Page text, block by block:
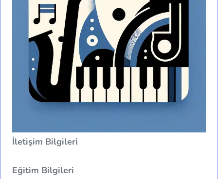
İletişim Bilgileri
Eğitim Bilgileri